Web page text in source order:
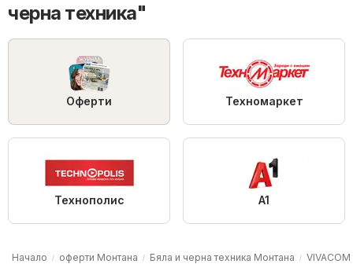
черна техника"
Оферти Техномаркет
Технополис A1
Начало оферти Монтана Бяла и черна техника Монтана